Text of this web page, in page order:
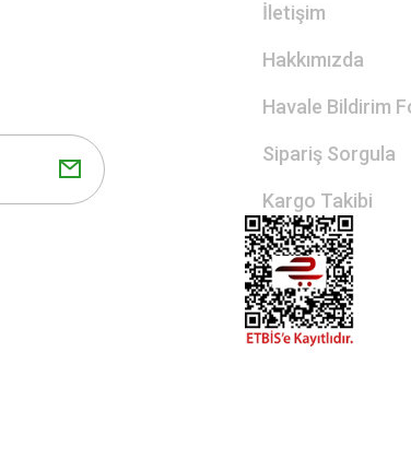
İletişim
Hakkımızda
Havale Bildirim
Sipariş Sorgula
Kargo Takibi